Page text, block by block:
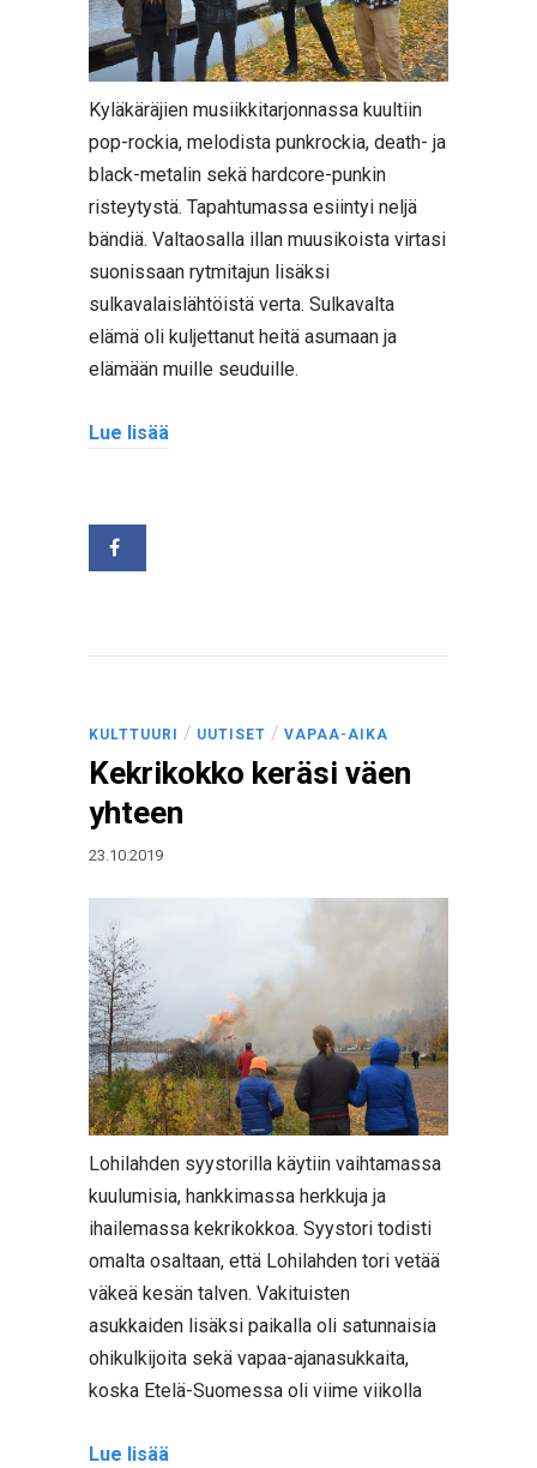
Kyläkäräjien musiikkitarjonnassa kuultiin
pop-rockia, melodista punkrockia, death- ja
black-metalin sekä hardcore-punkin
risteytystä. Tapahtumassa esiintyi neljä
bändiä. Valtaosalla illan muusikoista virtasi
suonissaan rytmitajun lisäksi
sulkavalaislähtöistä verta. Sulkavalta
elämä oli kuljettanut heitä asumaan ja
elämään muille seuduille.
Lue lisää
KULTTUURI / UUTISET / VAPAA-AIKA
Kekrikokko keräsi väen
yhteen
23.10.2019
Lohilahden syystorilla käytiin vaihtamassa
kuulumisia, hankkimassa herkkuja ja
ihailemassa kekrikokkoa. Syystori todisti
omalta osaltaan, että Lohilahden tori vetää
väkeä kesän talven. Vakituisten
asukkaiden lisäksi paikalla oli satunnaisia
ohikulkijoita sekä vapaa-ajanasukkaita,
koska Etelä-Suomessa oli viime viikolla
Lue lisää